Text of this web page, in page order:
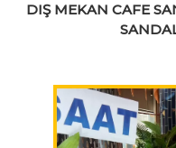
DIŞ MEKAN CAFE